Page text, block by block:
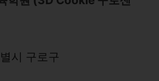
시 구로구